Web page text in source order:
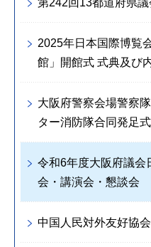
2025年日本国際博覧
館」開館式 式典及び
大阪府警察会場警察
ター消防隊合同発足式
令和6年度大阪府議会
会・講演会・懇談会
中国人民対外友好協